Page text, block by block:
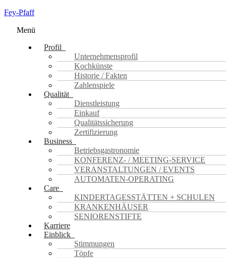
Fey-Pfaff
Menü
Profil
Unternehmensprofil
Kochkünste
Historie / Fakten
Zahlenspiele
Qualität
Dienstleistung
Einkauf
Qualitätssicherung
Zertifizierung
Business
Betriebsgastronomie
KONFERENZ- / MEETING-SERVICE
VERANSTALTUNGEN / EVENTS
AUTOMATEN-OPERATING
Care
KINDERTAGESSTÄTTEN + SCHULEN
KRANKENHÄUSER
SENIORENSTIFTE
Karriere
Einblick
Stimmungen
Töpfe